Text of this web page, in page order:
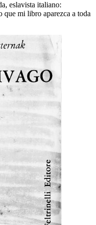
eslavista italiano:
mi libro aparezca a toda